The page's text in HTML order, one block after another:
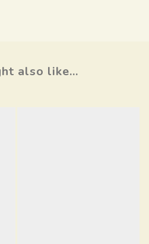
also like...